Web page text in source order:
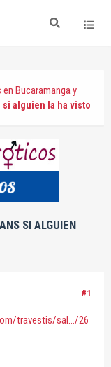
en Bucaramanga y
si alguien la ha visto
SI ALGUIEN
#1
travestis/sal.../26